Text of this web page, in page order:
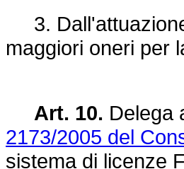
3.
maggiori oneri per
Art. 10. Delega
2173/2005 del
sistema di licenze